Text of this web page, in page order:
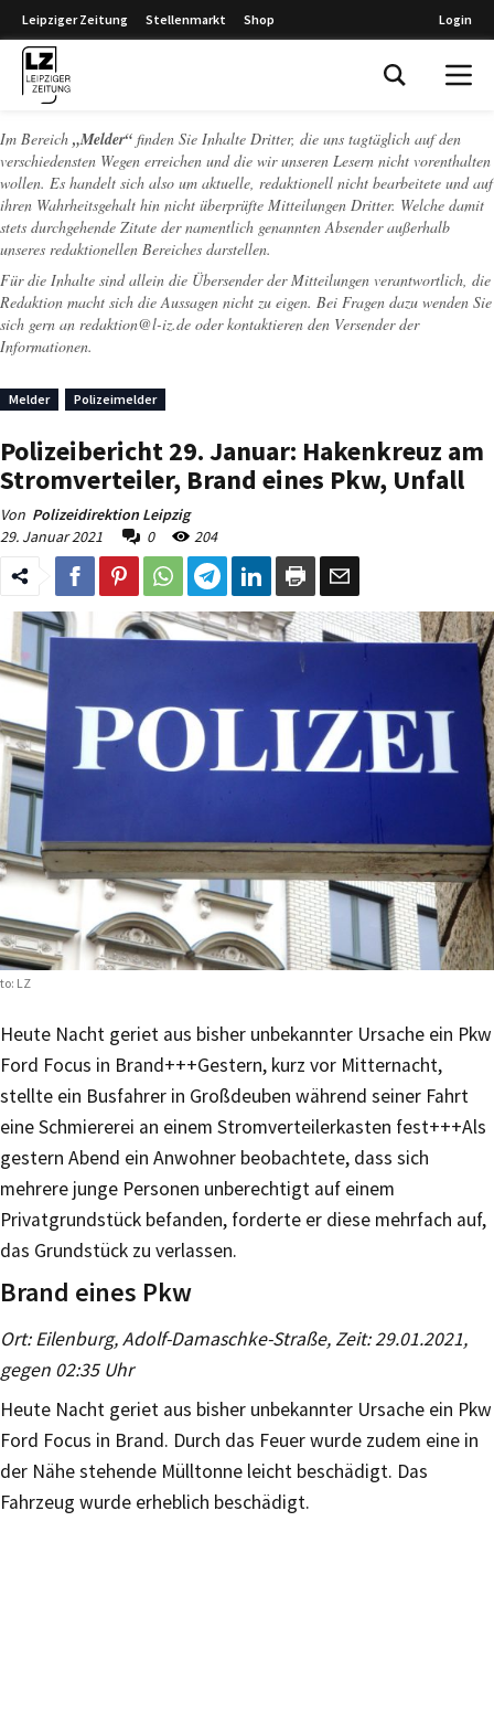
Leipziger Zeitung Stellenmarkt Shop Login
Im Bereich „Melder“ finden Sie Inhalte Dritter, die uns tagtäglich auf den
verschiedensten Wegen erreichen und die wir unseren Lesern nicht vorenthalten
wollen. Es handelt sich also um aktuelle, redaktionell nicht bearbeitete und auf
ihren Wahrheitsgehalt hin nicht überprüfte Mitteilungen Dritter. Welche damit
stets durchgehende Zitate der namentlich genannten Absender außerhalb
unseres redaktionellen Bereiches darstellen.
Für die Inhalte sind allein die Übersender der Mitteilungen verantwortlich, die
Redaktion macht sich die Aussagen nicht zu eigen. Bei Fragen dazu wenden Sie
sich gern an redaktion@l-iz.de oder kontaktieren den Versender der
Informationen.
Melder Polizeimelder
Polizeibericht 29. Januar: Hakenkreuz am
Stromverteiler, Brand eines Pkw, Unfall
Von Polizeidirektion Leipzig
29. Januar 2021
0 204
LZ
Heute Nacht geriet aus bisher unbekannter Ursache ein Pkw
Ford Focus in Brand+++Gestern, kurz vor Mitternacht,
stellte ein Busfahrer in Großdeuben während seiner Fahrt
eine Schmiererei an einem Stromverteilerkasten fest+++Als
gestern Abend ein Anwohner beobachtete, dass sich
mehrere junge Personen unberechtigt auf einem
Privatgrundstück befanden, forderte er diese mehrfach auf,
das Grundstück zu verlassen.
Brand eines Pkw
Ort: Eilenburg, Adolf-Damaschke-Straße, Zeit: 29.01.2021,
gegen 02:35 Uhr
Heute Nacht geriet aus bisher unbekannter Ursache ein Pkw
Ford Focus in Brand. Durch das Feuer wurde zudem eine in
der Nähe stehende Mülltonne leicht beschädigt. Das
Fahrzeug wurde erheblich beschädigt.